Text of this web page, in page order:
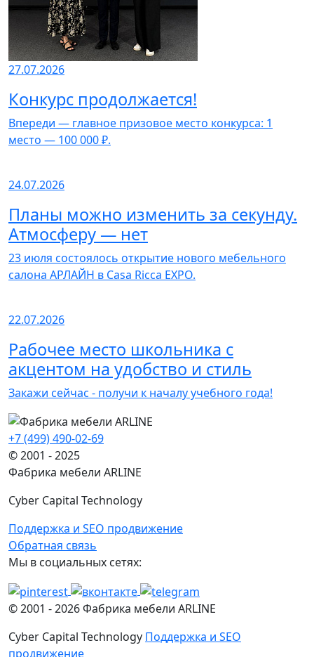
27.07.2026
Конкурс продолжается!
Впереди — главное призовое место конкурса: 1
место — 100 000 ₽.
24.07.2026
Планы можно изменить за секунду.
Атмосферу — нет
23 июля состоялось открытие нового мебельного
салона АРЛАЙН в Casa Ricca EXPO.
22.07.2026
Рабочее место школьника с
акцентом на удобство и стиль
Закажи сейчас - получи к началу учебного года!
+7 (499) 490-02-69
© 2001 - 2025
Фабрика мебели ARLINE
Cyber Capital Technology
Поддержка и SEO продвижение
Обратная связь
Мы в социальных сетях:
© 2001 -2026Фабрика мебели ARLINE
Cyber Capital Technology Поддержка и SEO
продвижение